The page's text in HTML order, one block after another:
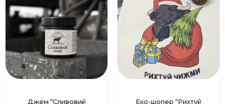
Джем “Сливовий
Еко-шопер “Рихтуй